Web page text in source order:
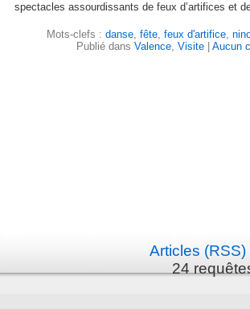
spectacles assourdissants de feux d’artifices et
Mots-clefs : danse, fête, feux d'artifice,
Publié dans Valence, Visite Aucun
Articles (RSS)
24